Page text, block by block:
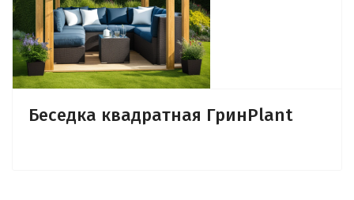
Беседка квадратная ГринPlant